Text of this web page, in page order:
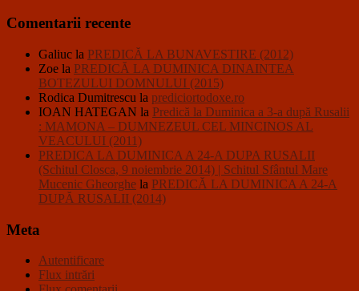
Comentarii recente
Galiuc la PREDICĂ LA BUNAVESTIRE (2012)
Zoe la PREDICĂ LA DUMINICA DINAINTEA
BOTEZULUI DOMNULUI (2015)
Rodica Dumitrescu la prediciortodoxe.ro
IOAN HATEGAN la Predică la Duminica a 3-a după Rusalii
: MAMONA – DUMNEZEUL CEL MINCINOS AL
VEACULUI (2011)
PREDICA LA DUMINICA A 24-A DUPA RUSALII
(Schitul Closca, 9 noiembrie 2014) | Schitul Sfântul Mare
Mucenic Gheorghe la PREDICĂ LA DUMINICA A 24-A
DUPĂ RUSALII (2014)
Meta
Autentificare
Flux intrări